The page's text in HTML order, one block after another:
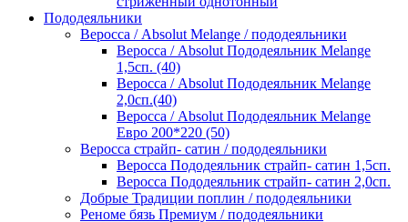
Пододеяльники
Веросса / Absolut Melange / пододеяльники
Веросса / Absolut Пододеяльник Melange
1,5сп. (40)
Веросса / Absolut Пододеяльник Melange
2,0сп.(40)
Веросса / Absolut Пододеяльник Melange
Евро 200*220 (50)
Веросса страйп- сатин / пододеяльники
Веросса Пододеяльник страйп- сатин 1,5сп.
Веросса Пододеяльник страйп- сатин 2,0сп.
Добрые Традиции поплин / пододеяльники
Реноме бязь Премиум / пододеяльники